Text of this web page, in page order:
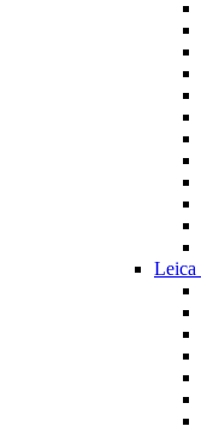
Leica